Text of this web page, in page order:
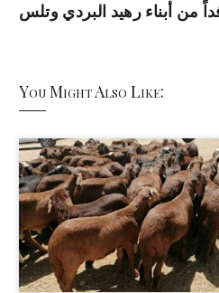
من أبناء رهيد البردي وتلس
You Might Also Like: